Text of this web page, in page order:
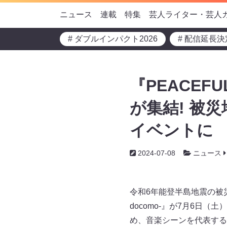
ニュース 連載 特集 芸人ライター・芸人
# ダブルインパクト2026 # 配信延長決
『
が集結! 被
イベントに
2024-07-08 ニュース
令和6年能登半島地震の被
docomo-』が7月6日（土
め、音楽シーンを代表す